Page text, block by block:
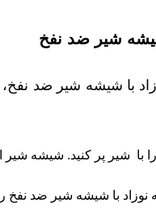
شیر ضد نفخ
با شیشه شیر ضد
با شیر پر کنید. شیشه
نوزاد با شیشه شیر ضد